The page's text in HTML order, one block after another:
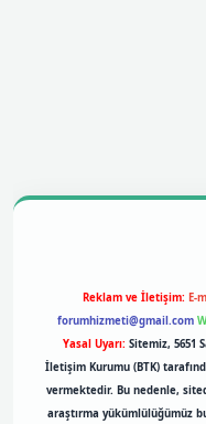
Reklam ve İletişim: E-
forumhizmeti@gmail.com
Yasal Uyarı: Sitemiz, 5651
İletişim Kurumu (BTK)
vermektedir. Bu nedenle,
araştırma yükümlülüğümüz